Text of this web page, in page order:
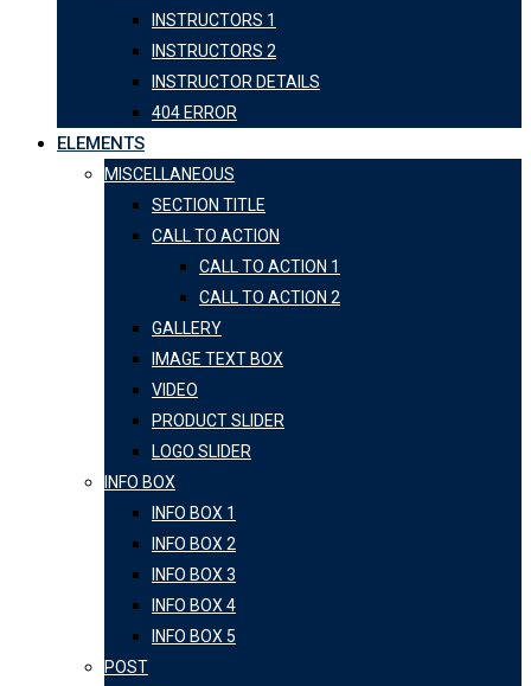
INSTRUCTORS 1
INSTRUCTORS 2
INSTRUCTOR DETAILS
404 ERROR
ELEMENTS
MISCELLANEOUS
SECTION TITLE
CALL TO ACTION
CALL TO ACTION 1
CALL TO ACTION 2
GALLERY
IMAGE TEXT BOX
VIDEO
PRODUCT SLIDER
LOGO SLIDER
INFO BOX
INFO BOX 1
INFO BOX 2
INFO BOX 3
INFO BOX 4
INFO BOX 5
POST